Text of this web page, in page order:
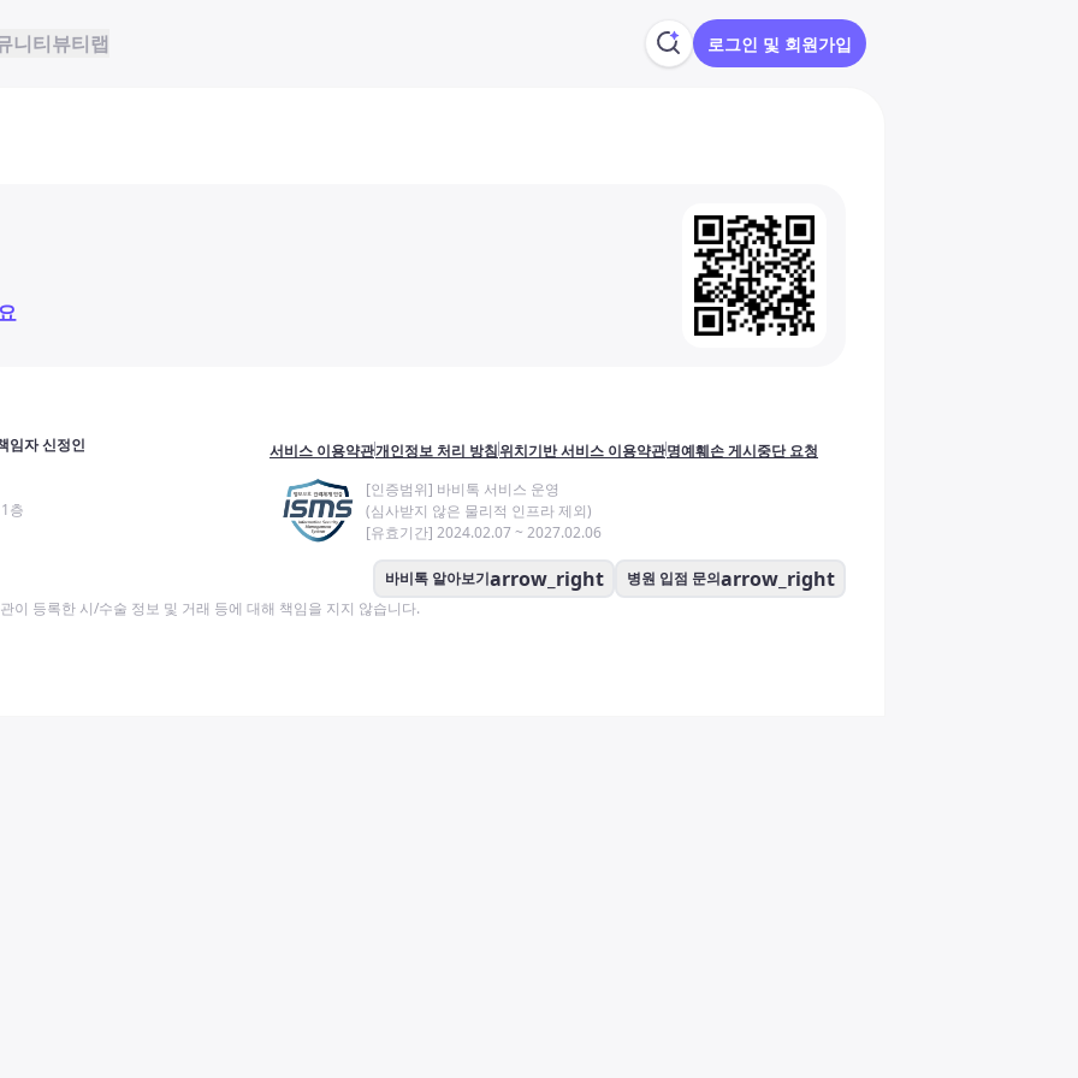
니티뷰티랩 로그인 및 회원가입
임자 신정인
층
서비스 이용약관개인정보 처리 방침위치기반 서비스 이용약관명예훼손 게시중단 요청
[인증범위] 바비톡 서비스 운영
(심사받지 않은 물리적 인프라 제외)
[유효기간] 2024.02.07 ~ 2027.02.06
바비톡 알아보기arrow_right 병원 입점 문의arrow_right
이 등록한 시/수술 정보 및 거래 등에 대해 책임을 지지 않습니다.